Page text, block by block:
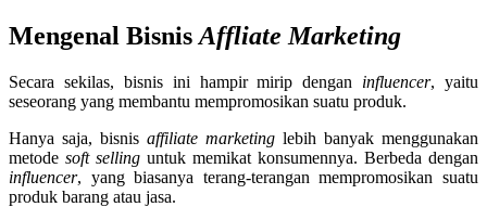
Mengenal Bisnis Affliate Marketing
Secara sekilas, bisnis ini hampir mirip dengan influencer, yaitu
seseorang yang membantu mempromosikan suatu produk.
Hanya saja, bisnis affiliate marketing lebih banyak menggunakan
metode soft selling untuk memikat konsumennya. Berbeda dengan
influencer, yang biasanya terang-terangan mempromosikan suatu
produk barang atau jasa.